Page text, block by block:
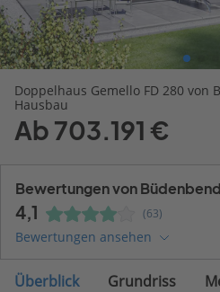
Doppelhaus Gemello FD 280 von
Hausbau
Ab 703.191 €
Bewertungen von
4,1 (63)
Bewertungen ansehen
Überblick Grundriss